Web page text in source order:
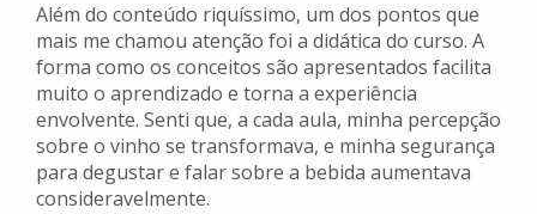
Além do conteúdo riquíssimo, um dos pontos que
mais me chamou atenção foi a didática do curso. A
forma como os conceitos são apresentados facilita
muito o aprendizado e torna a experiência
envolvente. Senti que, a cada aula, minha percepção
sobre o vinho se transformava, e minha segurança
para degustar e falar sobre a bebida aumentava
consideravelmente.